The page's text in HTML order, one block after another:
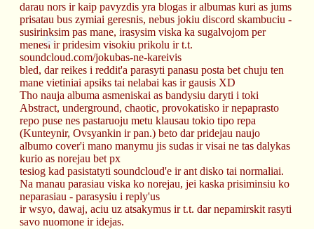
❄
darau nors ir kaip pavyzdis yra blogas ir albumas kuri as jums
prisatau bus zymiai geresnis, nebus jokiu discord skambuciu -
susirinksim pas mane, irasysim viska ka sugalvojom per
menesi ir pridesim visokiu prikolu ir t.t.
soundcloud.com/jokubas-ne-kareivis
bled, dar reikes i reddit'a parasyti panasu posta bet chuju ten
mane vietiniai apsiks tai nelabai kas ir gausis XD
Tho nauja albuma asmeniskai as bandysiu daryti i toki
Abstract, underground, chaotic, provokatisko ir nepaprasto
repo puse nes pastaruoju metu klausau tokio tipo repa
(Kunteynir, Ovsyankin ir pan.) beto dar pridejau naujo
albumo cover'i mano manymu jis sudas ir visai ne tas dalykas
kurio as norejau bet px
tesiog kad pasistatyti soundcloud'e ir ant disko tai normaliai.
Na manau parasiau viska ko norejau, jei kaska prisiminsiu ko
neparasiau - parasysiu i reply'us
ir wsyo, dawaj, aciu uz atsakymus ir t.t. dar nepamirskit rasyti
savo nuomone ir idejas.